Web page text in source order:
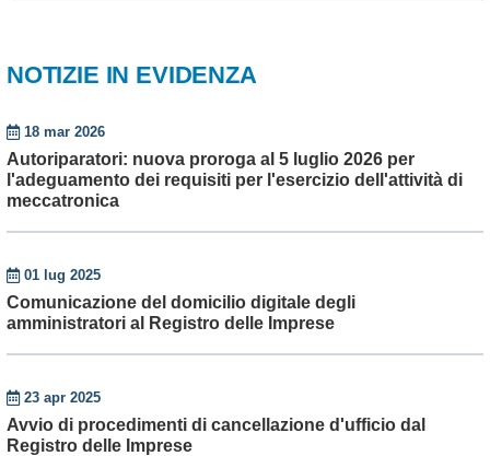
NOTIZIE IN EVIDENZA
18 mar 2026
Autoriparatori: nuova proroga al 5 luglio 2026 per
l'adeguamento dei requisiti per l'esercizio dell'attività di
meccatronica
01 lug 2025
Comunicazione del domicilio digitale degli
amministratori al Registro delle Imprese
23 apr 2025
Avvio di procedimenti di cancellazione d'ufficio dal
Registro delle Imprese